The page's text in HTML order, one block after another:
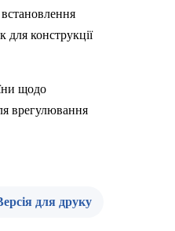
конструкції
щодо
врегулювання
для друку